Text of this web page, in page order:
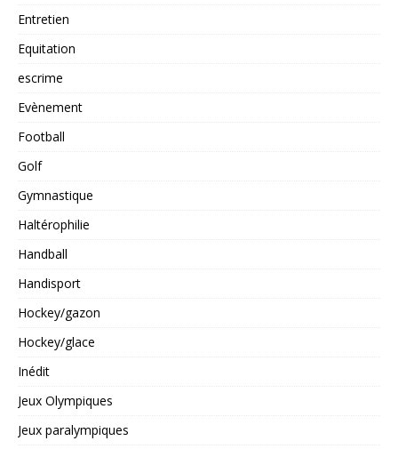
Entretien
Equitation
escrime
Evènement
Football
Golf
Gymnastique
Haltérophilie
Handball
Handisport
Hockey/gazon
Hockey/glace
Inédit
Jeux Olympiques
Jeux paralympiques